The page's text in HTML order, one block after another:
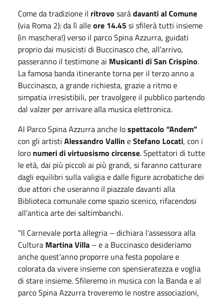
Come da tradizione il ritrovo saràdavanti al Comune
(via Roma 2): da lì alleore 14.45si sfilerà tutti insieme
(in maschera!) verso il parco Spina Azzurra, guidati
proprio dai musicisti di Buccinasco che, all’arrivo,
passeranno il testimone ai Musicanti di San Crispino.
La famosa banda itinerante torna per il terzo anno a
Buccinasco, a grande richiesta, grazie a ritmo e
simpatia irresistibili, per travolgere il pubblico partendo
dal valzer per arrivare alla musica elettronica.
Al Parco Spina Azzurra anche lospettacolo “Andem”
con gli artisti Alessandro Vallin eStefano Locati, con i
loro numeri di virtuosismo circense. Spettatori di tutte
le età, dai più piccoli ai più grandi, si faranno catturare
dagli equilibri sulla valigia e dalle figure acrobatiche dei
due attori che useranno il piazzale davanti alla
Biblioteca comunale come spazio scenico, rifacendosi
all’antica arte dei saltimbanchi.
“Il Carnevale porta allegria – dichiara l’assessora alla
Cultura Martina Villa – e a Buccinasco desideriamo
anche quest’anno proporre una festa popolare e
colorata da vivere insieme con spensieratezza e voglia
di stare insieme. Sfileremo in musica con la Banda e al
parco Spina Azzurra troveremo le nostre associazioni,